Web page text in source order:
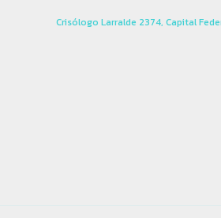
Crisólogo Larralde 2374, Capital